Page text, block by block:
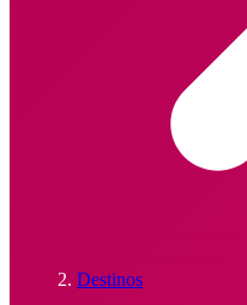
Destinos